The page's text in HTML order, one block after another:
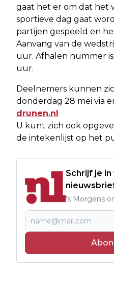
gaat het er om dat het
sportieve dag gaat
partijen gespeeld en
Aanvang van de
uur. Afhalen nummer is
uur.
Deelnemers kunnen
donderdag 28 mei via
drunen.nl
U kunt zich ook
de intekenlijst op het
Schrijf je
's Morgens